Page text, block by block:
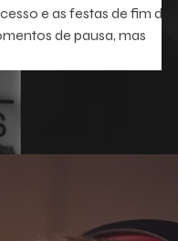
e as festas de fim de
de pausa, mas
sobre temas que
social e corporativa.